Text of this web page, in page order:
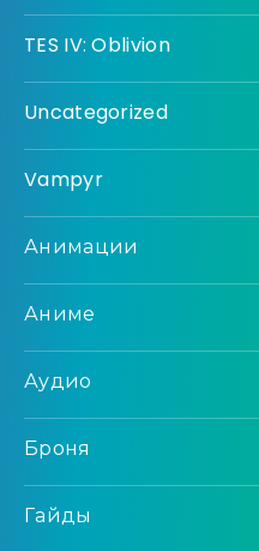
TES IV: Oblivion
Uncategorized
Vampyr
Анимации
Аниме
Аудио
Броня
Гайды